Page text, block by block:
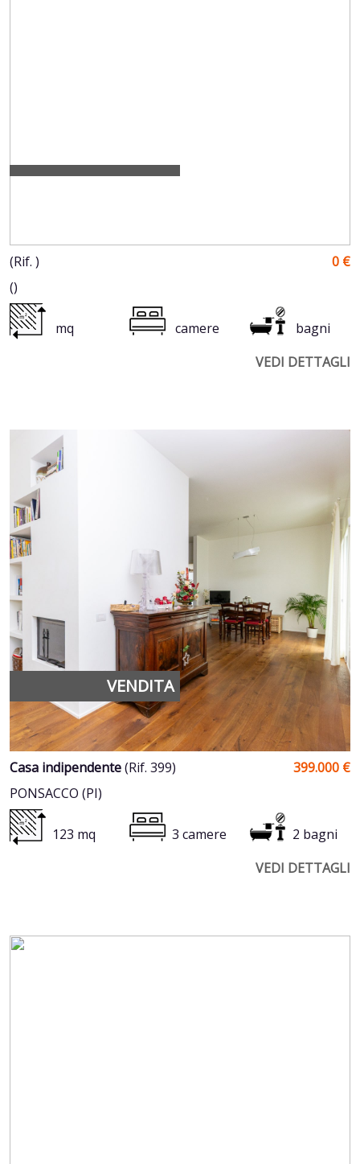
(Rif. )
0 €
()
mq camere
bagni
VEDI DETTAGLI
VENDITA
Casa indipendente(Rif. 399)
399.000 €
PONSACCO (PI)
123 mq 3 camere
2 bagni
VEDI DETTAGLI